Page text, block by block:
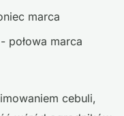
marca
połowa marca
cebuli,